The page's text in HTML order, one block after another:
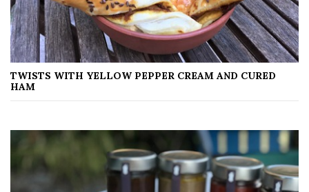
TWISTS WITH YELLOW PEPPER CREAM AND CURED
HAM